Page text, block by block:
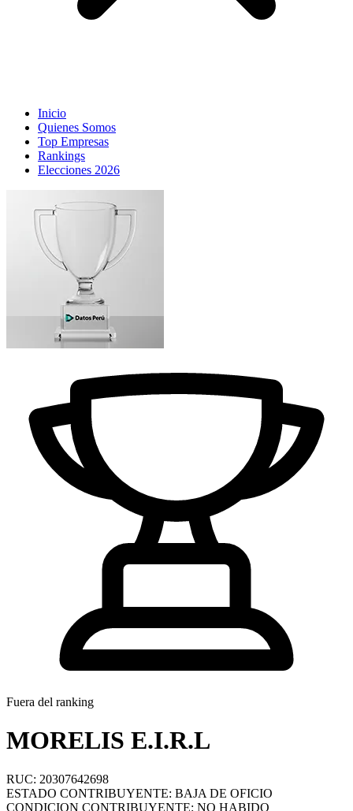
Inicio
Quienes Somos
Top Empresas
Rankings
Elecciones 2026
Fuera del ranking
MORELIS E.I.R.L
RUC: 20307642698
ESTADO CONTRIBUYENTE: BAJA DE OFICIO
CONDICION CONTRIBUYENTE: NO HABIDO